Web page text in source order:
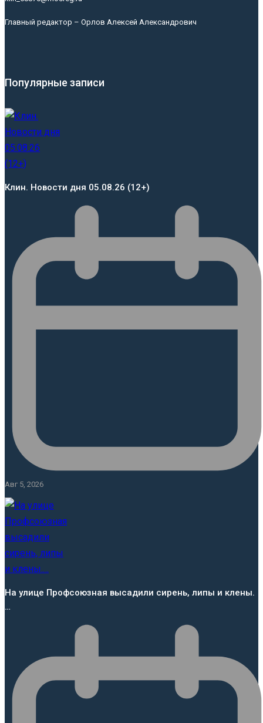
Главный редактор – Орлов Алексей Александрович
Популярные записи
Клин. Новости дня 05.08.26 (12+)
Авг 5, 2026
На улице Профсоюзная высадили сирень, липы и клены.
…